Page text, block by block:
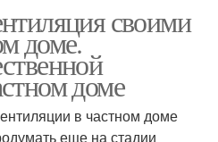
своими
доме.
доме
в частном доме
еще на стадии